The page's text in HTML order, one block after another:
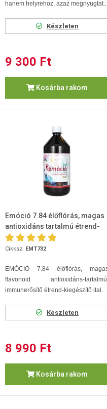
hanem helyrehoz, azaz
Készleten
9 300 Ft
Kosárba rakom
Emóció 7.84 élőflórás, magas
antioxidáns tartalmú étrend-
kieg.
Cikksz. EMT732
EMÓCIÓ 7.84 élőflórás,
flavonoid antioxidáns-
immunerősítő étrend-kiegészítő ital.
Készleten
8 990 Ft
Kosárba rakom